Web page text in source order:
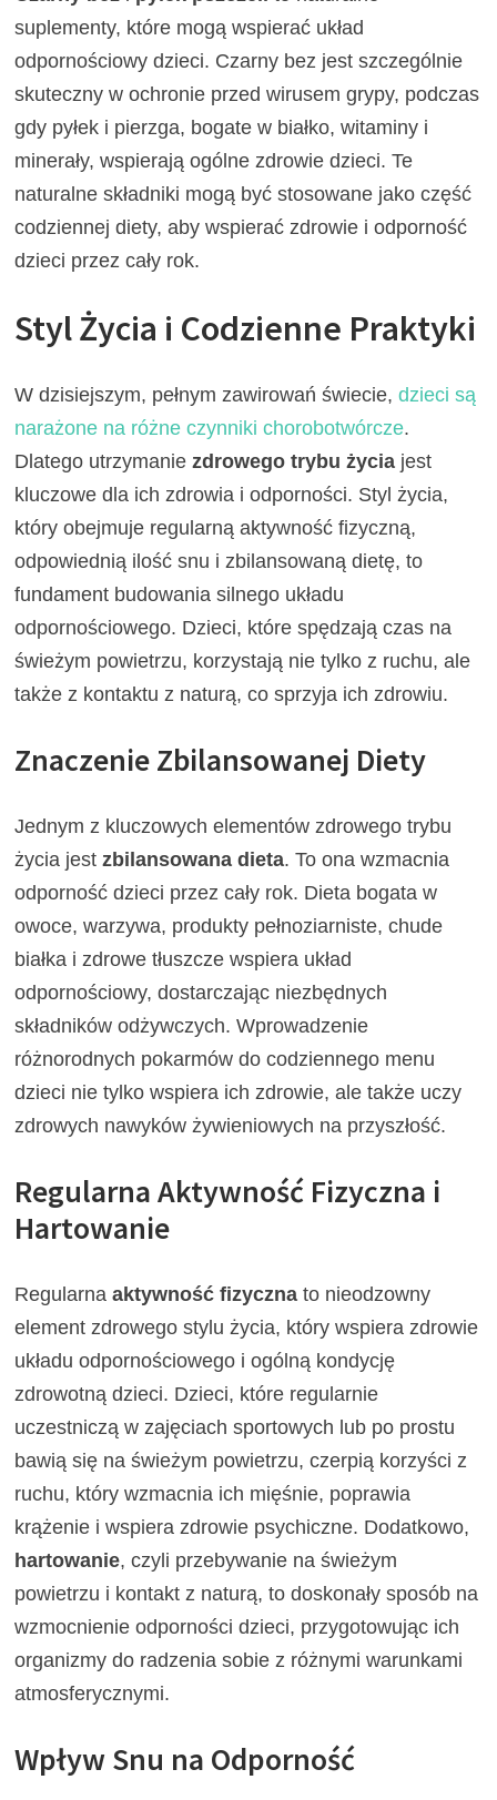
suplementy, które mogą wspierać układ
odpornościowy dzieci. Czarny bez jest szczególnie
skuteczny w ochronie przed wirusem grypy, podczas
gdy pyłek i pierzga, bogate w białko, witaminy i
minerały, wspierają ogólne zdrowie dzieci. Te
naturalne składniki mogą być stosowane jako część
codziennej diety, aby wspierać zdrowie i odporność
dzieci przez cały rok.
Styl Życia i Codzienne Praktyki
W dzisiejszym, pełnym zawirowań świecie,dzieci są
narażone na różne czynniki chorobotwórcze.
Dlatego utrzymaniezdrowego trybu życia jest
kluczowe dla ich zdrowia i odporności. Styl życia,
który obejmuje regularną aktywność fizyczną,
odpowiednią ilość snu i zbilansowaną dietę, to
fundament budowania silnego układu
odpornościowego. Dzieci, które spędzają czas na
świeżym powietrzu, korzystają nie tylko z ruchu, ale
także z kontaktu z naturą, co sprzyja ich zdrowiu.
Znaczenie Zbilansowanej Diety
Jednym z kluczowych elementów zdrowego trybu
życia jestzbilansowana dieta. To ona wzmacnia
odporność dzieci przez cały rok. Dieta bogata w
owoce, warzywa, produkty pełnoziarniste, chude
białka i zdrowe tłuszcze wspiera układ
odpornościowy, dostarczając niezbędnych
składników odżywczych. Wprowadzenie
różnorodnych pokarmów do codziennego menu
dzieci nie tylko wspiera ich zdrowie, ale także uczy
zdrowych nawyków żywieniowych na przyszłość.
Regularna Aktywność Fizyczna i
Hartowanie
Regularnaaktywność fizyczna to nieodzowny
element zdrowego stylu życia, który wspiera zdrowie
układu odpornościowego i ogólną kondycję
zdrowotną dzieci. Dzieci, które regularnie
uczestniczą w zajęciach sportowych lub po prostu
bawią się na świeżym powietrzu, czerpią korzyści z
ruchu, który wzmacnia ich mięśnie, poprawia
krążenie i wspiera zdrowie psychiczne. Dodatkowo,
hartowanie, czyli przebywanie na świeżym
powietrzu i kontakt z naturą, to doskonały sposób na
wzmocnienie odporności dzieci, przygotowując ich
organizmy do radzenia sobie z różnymi warunkami
atmosferycznymi.
Wpływ Snu na Odporność